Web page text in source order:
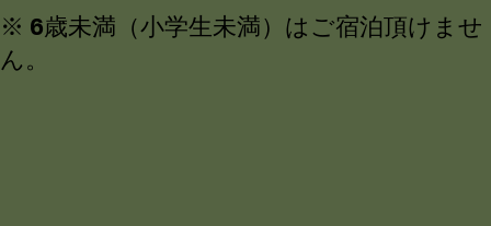
※ 6歳未満（小学生未満）はご宿泊頂けませ
ん。